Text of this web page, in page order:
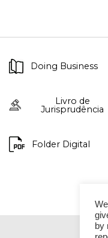
Doing Business
Livro de
Jurisprudência
Folder Digital
by